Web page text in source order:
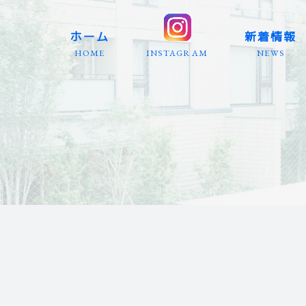
ホーム
HOME INSTAGRAM
新着情報
NEWS